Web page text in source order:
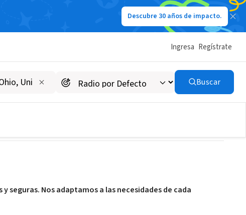
Descubre 30 años de impacto.
Ingresa Regístrate
Buscar
Nos adaptamos a las necesidades de cada